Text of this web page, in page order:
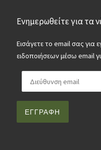
Ενημερωθείτε για τα
Εισάγετε το email σας για
ειδοποιήσεων μέσω email
ΕΓΓΡΑΦΉ